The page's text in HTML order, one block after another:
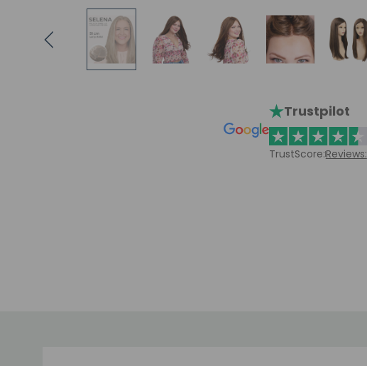
Trustpilot
TrustScore:Reviews: